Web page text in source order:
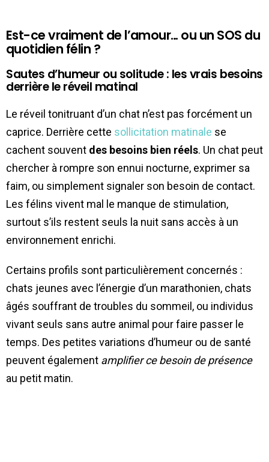
Est-ce vraiment de l’amour… ou un SOS du
quotidien félin ?
Sautes d’humeur ou solitude : les vrais besoins
derrière le réveil matinal
Le réveil tonitruant d’un chat n’est pas forcément un
caprice. Derrière cette sollicitation matinale se
cachent souvent des besoins bien réels. Un chat peut
chercher à rompre son ennui nocturne, exprimer sa
faim, ou simplement signaler son besoin de contact.
Les félins vivent mal le manque de stimulation,
surtout s’ils restent seuls la nuit sans accès à un
environnement enrichi.
Certains profils sont particulièrement concernés :
chats jeunes avec l’énergie d’un marathonien, chats
âgés souffrant de troubles du sommeil, ou individus
vivant seuls sans autre animal pour faire passer le
temps. Des petites variations d’humeur ou de santé
peuvent également amplifier ce besoin de présence
au petit matin.